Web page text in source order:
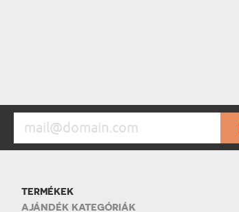
TERMÉKEK
AJÁNDÉK KATEGÓRIÁK